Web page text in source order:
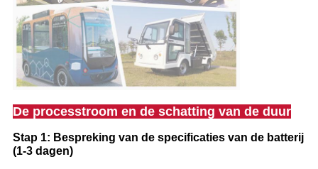
De processtroom en de schatting van de duur
Stap 1: Bespreking van de specificaties van de batterij
(1-3 dagen)